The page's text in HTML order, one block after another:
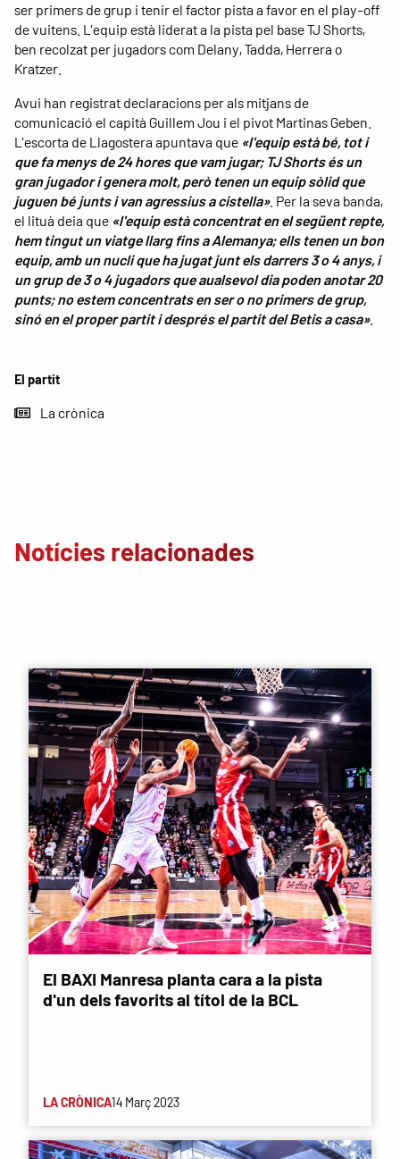
El partit
La crònica
ser primers de grup i tenir el factor pista a favor en el play-off
de vuitens. L'equip està liderat a la pista pel base TJ Shorts,
ben recolzat per jugadors com Delany, Tadda, Herrera o
Kratzer.
Avui han registrat declaracions per als mitjans de
comunicació el capità Guillem Jou i el pivot Martinas Geben.
L'escorta de Llagostera apuntava que «l'equip està bé, tot i
que fa menys de 24 hores que vam jugar; TJ Shorts és un
gran jugador i genera molt, però tenen un equip sòlid que
juguen bé junts i van agressius a cistella». Per la seva banda,
el lituà deia que «l'equip està concentrat en el següent repte,
hem tingut un viatge llarg fins a Alemanya; ells tenen un bon
equip, amb un nucli que ha jugat junt els darrers 3 o 4 anys, i
un grup de 3 o 4 jugadors que aualsevol dia poden anotar 20
punts; no estem concentrats en ser o no primers de grup,
sinó en el proper partit i després el partit del Betis a casa».
Notícies relacionades
El BAXI Manresa planta cara a la pista
d'un dels favorits al títol de la BCL
LA CRÒNICA14 Març 2023